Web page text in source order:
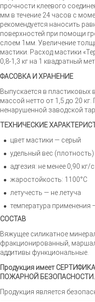
прочности клеевого
мм в течение 24 часов с
рекомендуется наносить
поверхностей при помощи
слоем 1мм. Увеличение
мастики. Расход мастики
0,8-1,3 кг на 1 квадратный
ФАСОВКА И ХРАНЕНИЕ
Выпускается в пластиковых
массой нетто от 1,5 до 20
ненарушенной заводской
ТЕХНИЧЕСКИЕ
цвет мастики — серый
удельный вес
адгезия: не менее 0,90 кг/
жаростойкость: 1100°С
летучесть — не летуча
температура применения
СОСТАВ
Вяжущее силикатное
фракционированный,
аддитивы функциональные.
Продукция имеет
ПОЖАРНОЙ БЕЗОПАСНОСТИ.
Продукция является